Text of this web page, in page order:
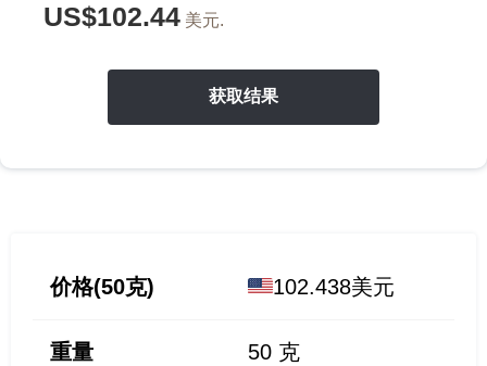
US$102.44 美元.
获取结果
价格(50克) 102.438美元
重量 50 克